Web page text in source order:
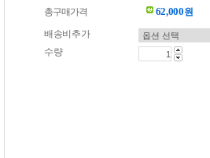
총구매가격 62,000원
배송비추가
수량